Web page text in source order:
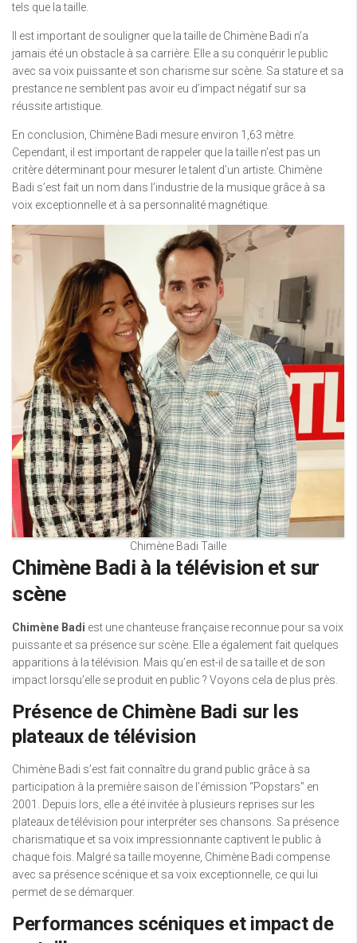
tels que la taille.
Il est important de souligner que la taille de Chimène Badi n’a
jamais été un obstacle à sa carrière. Elle a su conquérir le public
avec sa voix puissante et son charisme sur scène. Sa stature et sa
prestance ne semblent pas avoir eu d’impact négatif sur sa
réussite artistique.
En conclusion, Chimène Badi mesure environ 1,63 mètre.
Cependant, il est important de rappeler que la taille n’est pas un
critère déterminant pour mesurer le talent d’un artiste. Chimène
Badi s’est fait un nom dans l’industrie de la musique grâce à sa
voix exceptionnelle et à sa personnalité magnétique.
Chimène Badi Taille
Chimène Badi à la télévision et sur
scène
Chimène Badi est une chanteuse française reconnue pour sa voix
puissante et sa présence sur scène. Elle a également fait quelques
apparitions à la télévision. Mais qu’en est-il de sa taille et de son
impact lorsqu’elle se produit en public ? Voyons cela de plus près.
Présence de Chimène Badi sur les
plateaux de télévision
Chimène Badi s’est fait connaître du grand public grâce à sa
participation à la première saison de l’émission “Popstars” en
2001. Depuis lors, elle a été invitée à plusieurs reprises sur les
plateaux de télévision pour interpréter ses chansons. Sa présence
charismatique et sa voix impressionnante captivent le public à
chaque fois. Malgré sa taille moyenne, Chimène Badi compense
avec sa présence scénique et sa voix exceptionnelle, ce qui lui
permet de se démarquer.
Performances scéniques et impact de